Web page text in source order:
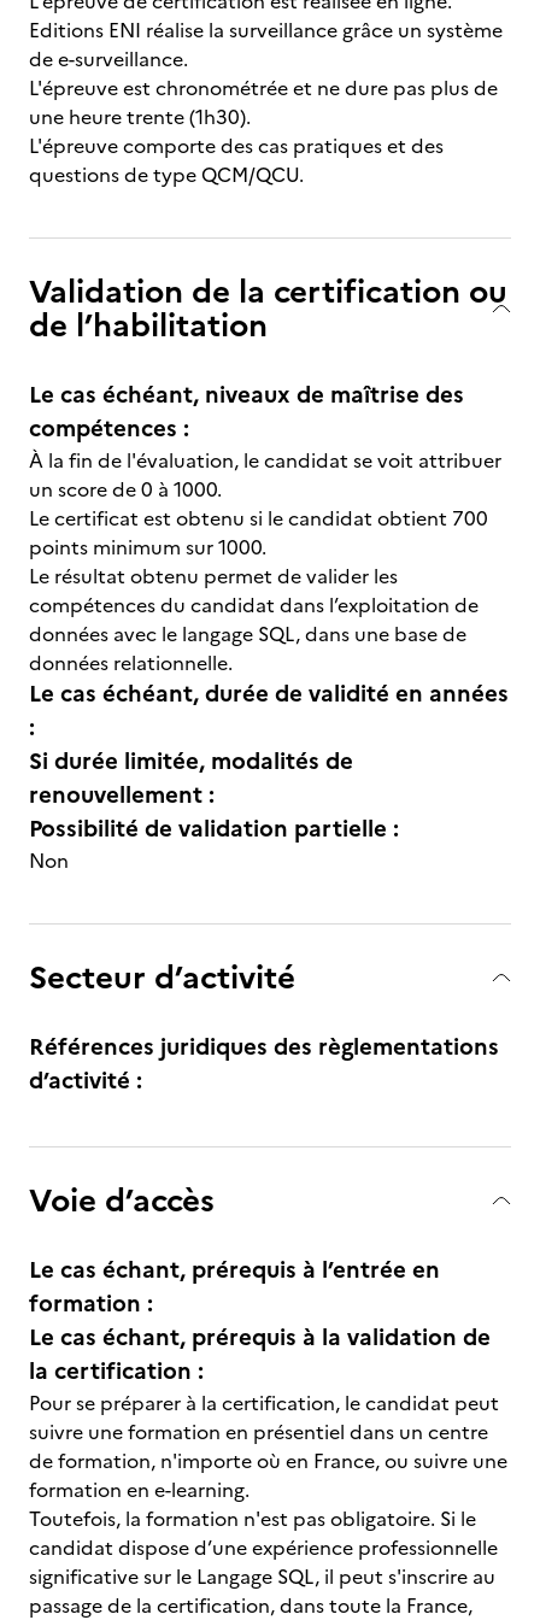
Editions ENI réalise la surveillance grâce un système
de e-surveillance.
L'épreuve est chronométrée et ne dure pas plus de
une heure trente (1h30).
L'épreuve comporte des cas pratiques et des
questions de type QCM/QCU.
Validation de la certification ou
de l’habilitation
Le cas échéant, niveaux de maîtrise des
compétences :
À la fin de l'évaluation, le candidat se voit attribuer
un score de 0 à 1000.
Le certificat est obtenu si le candidat obtient 700
points minimum sur 1000.
Le résultat obtenu permet de valider les
compétences du candidat dans l’exploitation de
données avec le langage SQL, dans une base de
données relationnelle.
Le cas échéant, durée de validité en années
:
Si durée limitée, modalités de
renouvellement :
Possibilité de validation partielle :
Non
Secteur d’activité
Références juridiques des règlementations
d’activité :
Voie d’accès
Le cas échant, prérequis à l’entrée en
formation :
Le cas échant, prérequis à la validation de
la certification :
Pour se préparer à la certification, le candidat peut
suivre une formation en présentiel dans un centre
de formation, n'importe où en France, ou suivre une
formation en e-learning.
Toutefois, la formation n'est pas obligatoire. Si le
candidat dispose d’une expérience professionnelle
significative sur le Langage SQL, il peut s'inscrire au
passage de la certification, dans toute la France,